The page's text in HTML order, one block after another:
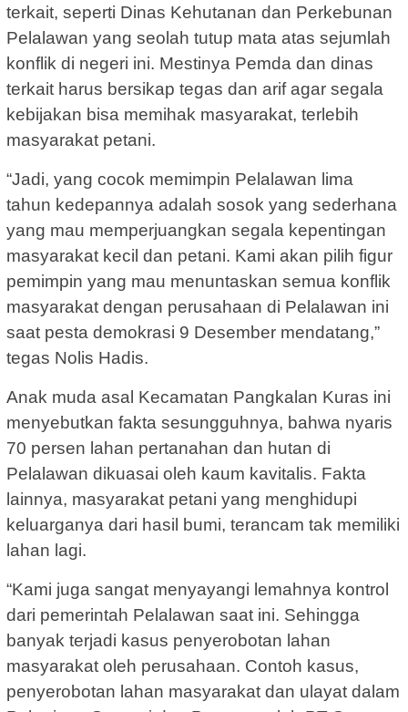
terkait, seperti Dinas Kehutanan dan Perkebunan
Pelalawan yang seolah tutup mata atas sejumlah
konflik di negeri ini. Mestinya Pemda dan dinas
terkait harus bersikap tegas dan arif agar segala
kebijakan bisa memihak masyarakat, terlebih
masyarakat petani.
“Jadi, yang cocok memimpin Pelalawan lima
tahun kedepannya adalah sosok yang sederhana
yang mau memperjuangkan segala kepentingan
masyarakat kecil dan petani. Kami akan pilih figur
pemimpin yang mau menuntaskan semua konflik
masyarakat dengan perusahaan di Pelalawan ini
saat pesta demokrasi 9 Desember mendatang,”
tegas Nolis Hadis.
Anak muda asal Kecamatan Pangkalan Kuras ini
menyebutkan fakta sesungguhnya, bahwa nyaris
70 persen lahan pertanahan dan hutan di
Pelalawan dikuasai oleh kaum kavitalis. Fakta
lainnya, masyarakat petani yang menghidupi
keluarganya dari hasil bumi, terancam tak memiliki
lahan lagi.
“Kami juga sangat menyayangi lemahnya kontrol
dari pemerintah Pelalawan saat ini. Sehingga
banyak terjadi kasus penyerobotan lahan
masyarakat oleh perusahaan. Contoh kasus,
penyerobotan lahan masyarakat dan ulayat dalam